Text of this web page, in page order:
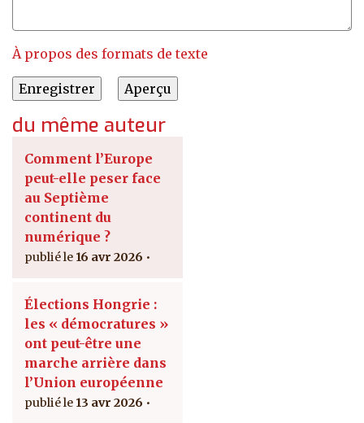
À propos des formats de texte
du même auteur
Comment l’Europe
peut-elle peser face
au Septième
continent du
numérique ?
16 avr 2026
Élections Hongrie :
les « démocratures »
ont peut-être une
marche arrière dans
l’Union européenne
13 avr 2026